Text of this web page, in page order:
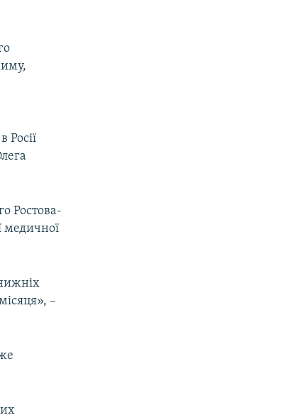
Росії
Ростова-
медичної
–